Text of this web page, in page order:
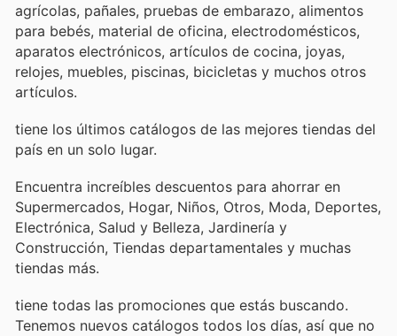
agrícolas, pañales, pruebas de embarazo, alimentos
para bebés, material de oficina, electrodomésticos,
aparatos electrónicos, artículos de cocina, joyas,
relojes, muebles, piscinas, bicicletas y muchos otros
artículos.
tiene los últimos catálogos de las mejores tiendas del
país en un solo lugar.
Encuentra increíbles descuentos para ahorrar en
Supermercados, Hogar, Niños, Otros, Moda, Deportes,
Electrónica, Salud y Belleza, Jardinería y
Construcción, Tiendas departamentales y muchas
tiendas más.
tiene todas las promociones que estás buscando.
Tenemos nuevos catálogos todos los días, así que no